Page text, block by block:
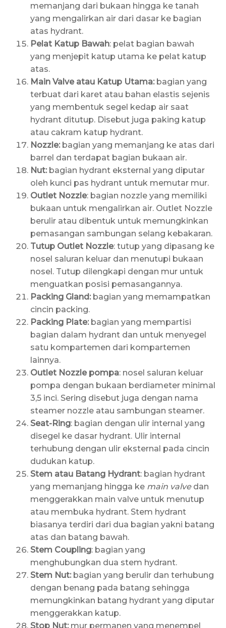
memanjang dari bukaan hingga ke tanah
yang mengalirkan air dari dasar ke bagian
atas hydrant.
Pelat Katup Bawah: pelat bagian bawah
yang menjepit katup utama ke pelat katup
atas.
Main Valve atau Katup Utama: bagian yang
terbuat dari karet atau bahan elastis sejenis
yang membentuk segel kedap air saat
hydrant ditutup. Disebut juga paking katup
atau cakram katup hydrant.
Nozzle: bagian yang memanjang ke atas dari
barrel dan terdapat bagian bukaan air.
Nut:bagian hydrant eksternal yang diputar
oleh kunci pas hydrant untuk memutar mur.
Outlet Nozzle: bagian nozzle yang memiliki
bukaan untuk mengalirkan air. Outlet Nozzle
berulir atau dibentuk untuk memungkinkan
pemasangan sambungan selang kebakaran.
Tutup Outlet Nozzle: tutup yang dipasang ke
nosel saluran keluar dan menutupi bukaan
nosel. Tutup dilengkapi dengan mur untuk
menguatkan posisi pemasangannya.
Packing Gland:bagian yang memampatkan
cincin packing.
Packing Plate:bagian yang mempartisi
bagian dalam hydrant dan untuk menyegel
satu kompartemen dari kompartemen
lainnya.
Outlet Nozzle pompa: nosel saluran keluar
pompa dengan bukaan berdiameter minimal
3,5 inci. Sering disebut juga dengan nama
steamer nozzle atau sambungan steamer.
Seat-Ring: bagian dengan ulir internal yang
disegel ke dasar hydrant. Ulir internal
terhubung dengan ulir eksternal pada cincin
dudukan katup.
Stem atau Batang Hydrant: bagian hydrant
yang memanjang hingga ke main valvedan
menggerakkan main valve untuk menutup
atau membuka hydrant. Stem hydrant
biasanya terdiri dari dua bagian yakni batang
atas dan batang bawah.
Stem Coupling: bagian yang
menghubungkan dua stem hydrant.
Stem Nut: bagian yang berulir dan terhubung
dengan benang pada batang sehingga
memungkinkan batang hydrant yang diputar
menggerakkan katup.
Stop Nut: mur permanen yang menempel